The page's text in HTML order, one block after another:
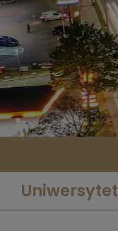
Uniwersytet